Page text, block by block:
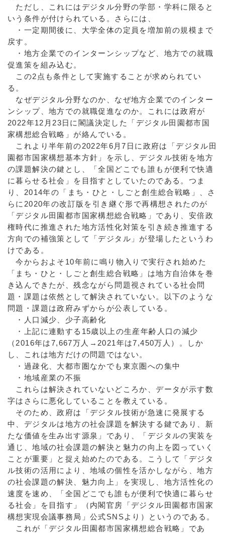
ただし、これにはデジタル分野の学部・学科に限ると
いう条件が付けられている。さらには、
・一定期間後に、大学全体の定員を増加前の規模まで
戻す。
・地方企業でのインターンシップなど、地方での就職
促進策を組み込む。
この2点も条件として実施することが求められてい
る。
なぜデジタル分野なのか、なぜ地方企業でのインター
ンシップ、地方での就職促進なのか。これには政府が
2022年12月23日に閣議決定した「デジタル⽥園都市国
家構想総合戦略」が絡んでいる。
これより半年前の2022年6月7日に政府は「デジタル田
園都市国家構想基本方針」を示し、デジタル技術を地方
の課題解決の鍵とし、「全国どこでも誰もが便利で快適
に暮らせる社会」を目指すとしていたのである。つま
り、2014年の「まち・ひと・しごと創生総合戦略」、さ
らに2020年の改訂版を引き継ぐ形で再構想されたのが
「デジタル⽥園都市国家構想総合戦略」であり、安倍政
権時代に推進された地方活性化対策を引き続き推進する
方向での補強策として「デジタル」が登場したというわ
けである。
今からおよそ10年前に鳴り物入りで実行され始めた
「まち・ひと・しごと創生総合戦略」は地方自治体を巻
き込んできたが、残念ながら問題視されている社会問
題・課題は依然として解決されていない。以下のような
問題・課題は政府みずからが公表している。
・人口減少、少子高齢化
・上記に連動する15歳以上の生産年齢人口の減少
（2016年は7,667万人→2021年は7,450万人）。しか
し、これは地方だけの問題ではない。
・過疎化、大都市圏なかでも東京圏への集中
・地域産業の不振
これらは解決されていないどころか、データが示す数
字はさらに悪化していることを教えている。
そのため、政府は「デジタル技術が急速に発展する
中、デジタルは地方の社会課題を解決する鍵であり、新
たな価値を生み出す源泉」であり、「デジタルの実装を
通じ、地域の社会課題の解決と魅力の向上を図っていく
ことが重要」と捉え始めたのである。こうして「デジタ
ル技術の活用により、地域の個性を活かしながら、地方
の社会課題の解決、魅力向上」を実現し、地方活性化の
速度を速め、「全国どこでも誰もが便利で快適に暮らせ
る社会」を目指す」（内閣官房「デジタル田園都市国家
構想実現会議事務局」公式SNSより）というのである。
これが「デジタル⽥園都市国家構想総合戦略」であ